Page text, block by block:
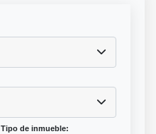
Tipo de inmueble: